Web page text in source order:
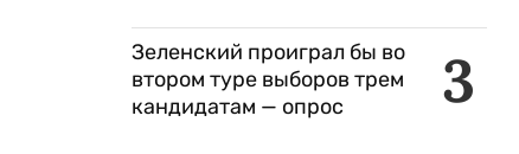
3
Зеленский проиграл бы во
втором туре выборов трем
кандидатам — опрос